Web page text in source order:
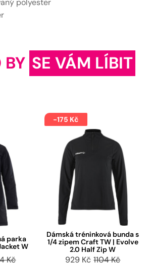
BY SE VÁM LÍBIT
parka
W
Kč
-175 Kč
Dámská tréninková bunda s
1/4 zipem Craft TW | Evolve
2.0 Half Zip W
929 Kč 1104 Kč